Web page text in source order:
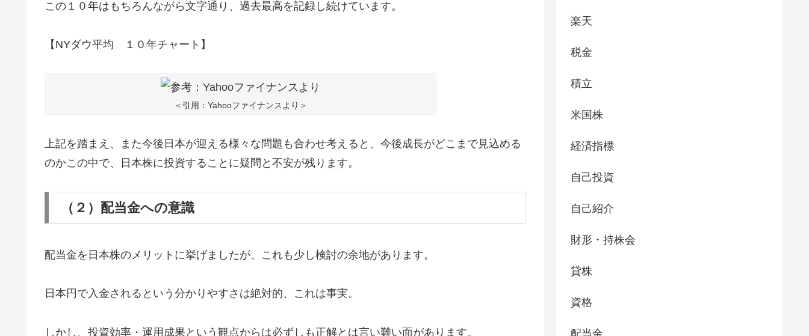
この１０年はもちろんながら文字通り、過去最高を記録し続けています。
【NYダウ平均 １０年チャート】
＜引用：Yahooファイナンスより＞
上記を踏まえ、また今後日本が迎える様々な問題も合わせ考えると、今後成長がどこまで見込める
のかこの中で、日本株に投資することに疑問と不安が残ります。
（２）配当金への意識
配当金を日本株のメリットに挙げましたが、これも少し検討の余地があります。
日本円で入金されるという分かりやすさは絶対的、これは事実。
しかし、投資効率・運用成果という観点からは必ずしも正解とは言い難い面があります。
楽天
税金
積立
米国株
経済指標
自己投資
自己紹介
財形・持株会
貸株
資格
配当金